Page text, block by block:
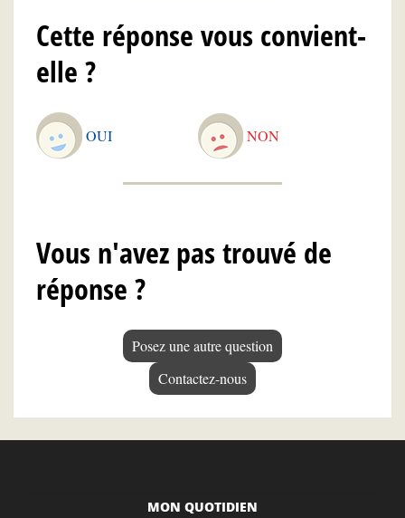
Cette réponse vous convient-
elle ?
OUI NON
Vous n'avez pas trouvé de
réponse ?
Posez une autre question
Contactez-nous
MON QUOTIDIEN